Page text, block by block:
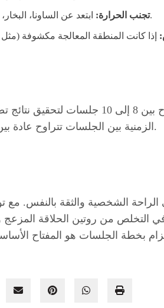
تجنب الحرارة:ابتعد عن الساونا، البخار، والمسابح التي تحتوي على كلور لمدة 48 ساعة.
الزمنية بين الجلسات تتراوح عادة بين 4 إلى 8 أسابيع حسب المنطقة ونمو الشعر.
الشخصية والثقة بالنفس. مع
في التخلص من روتين الحلاقة
بخطة الجلسات هو المفتاح